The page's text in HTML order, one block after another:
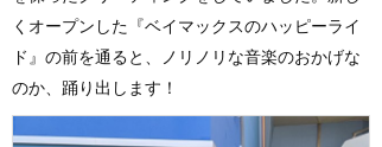
くオープンした『ベイマックスのハッピーライ
ド』の前を通ると、ノリノリな音楽のおかげな
のか、踊り出します！